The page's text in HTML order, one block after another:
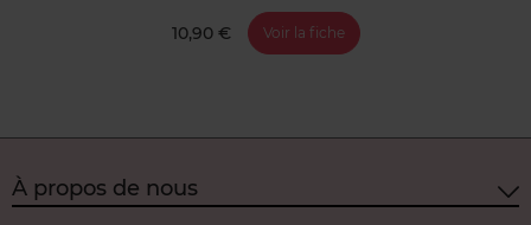
10,90 € Voir la fiche
À propos de nous